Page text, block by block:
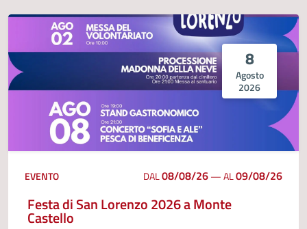
8
Agosto
2026
EVENTO DAL08/08/26—AL09/08/26
Festa di San Lorenzo 2026 a Monte
Castello